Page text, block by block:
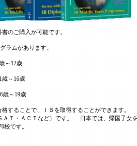
書のご購入が可能です。
ラムがあります。
～12歳
歳～16歳
歳～19歳
することで、ＩＢを取得することができます。
Ｔ・ＡＣＴなど）です。 日本では、帰国子女を
です。